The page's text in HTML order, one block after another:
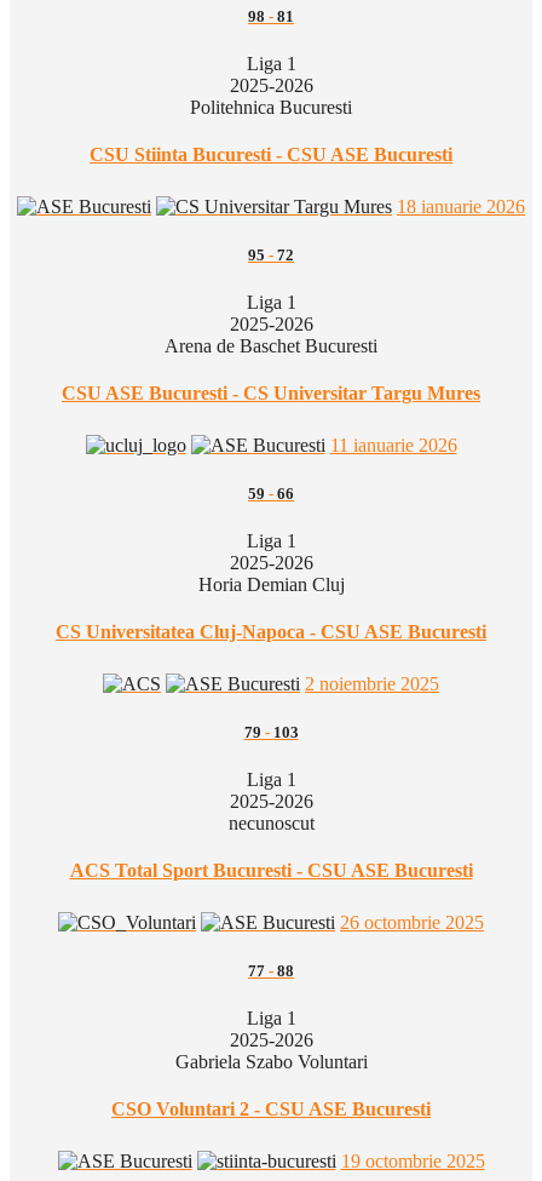
98 - 81
Liga 1
2025-2026
Politehnica Bucuresti
CSU Stiinta Bucuresti - CSU ASE Bucuresti
18 ianuarie 2026
95 - 72
Liga 1
2025-2026
Arena de Baschet Bucuresti
CSU ASE Bucuresti - CS Universitar Targu Mures
11 ianuarie 2026
59 - 66
Liga 1
2025-2026
Horia Demian Cluj
CS Universitatea Cluj-Napoca - CSU ASE Bucuresti
2 noiembrie 2025
79 - 103
Liga 1
2025-2026
necunoscut
ACS Total Sport Bucuresti - CSU ASE Bucuresti
26 octombrie 2025
77 - 88
Liga 1
2025-2026
Gabriela Szabo Voluntari
CSO Voluntari 2 - CSU ASE Bucuresti
19 octombrie 2025